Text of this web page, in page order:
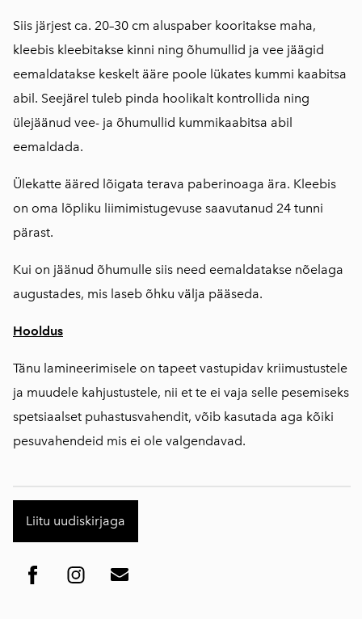
Siis järjest ca. 20–30 cm aluspaber kooritakse maha,
kleebis kleebitakse kinni ning õhumullid ja vee jäägid
eemaldatakse keskelt ääre poole lükates kummi kaabitsa
abil. Seejärel tuleb pinda hoolikalt kontrollida ning
ülejäänud vee- ja õhumullid kummikaabitsa abil
eemaldada.
Ülekatte ääred lõigata terava paberinoaga ära. Kleebis
on oma lõpliku liimimistugevuse saavutanud 24 tunni
pärast.
Kui on jäänud õhumulle siis need eemaldatakse nõelaga
augustades, mis laseb õhku välja pääseda.
Hooldus
Tänu lamineerimisele on tapeet vastupidav kriimustustele
ja muudele kahjustustele, nii et te ei vaja selle pesemiseks
spetsiaalset puhastusvahendit, võib kasutada aga kõiki
pesuvahendeid mis ei ole valgendavad.
Liitu uudiskirjaga